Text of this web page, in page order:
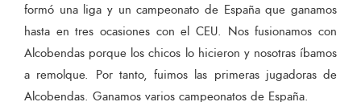
formó una liga y un campeonato de España que ganamos
hasta en tres ocasiones con el CEU. Nos fusionamos con
Alcobendas porque los chicos lo hicieron y nosotras íbamos
a remolque. Por tanto, fuimos las primeras jugadoras de
Alcobendas. Ganamos varios campeonatos de España.